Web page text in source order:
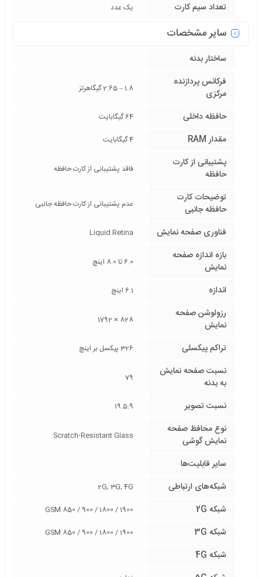
تعداد سیم کارت یک عدد
سایر مشخصات
ساختار بدنه
فرکانس پردازنده‌
مرکزی
1.8 – 2.65 گیگاهرتز
حافظه داخلی 64 گیگابایت
مقدار RAM 4 گیگابایت
پشتیبانی از کارت
حافظه
فاقد پشتیبانی از کارت حافظه
توضیحات کارت
حافظه جانبی
عدم پشتیبانی از کارت حافظه جانبی
فناوری صفحه‌ نمایش Liquid Retina
بازه‌ اندازه صفحه
نمایش
6.0 تا 8.0 اینچ
اندازه 6.1 اینچ
رزولوشن صفحه
نمایش
828 × 1792
تراکم پیکسلی 326 پیکسل بر اینچ
نسبت صفحه‌ نمایش
به بدنه
79
نسبت تصویر 19.5:9
نوع محافظ صفحه
نمایش گوشی
Scratch-Resistant Glass
سایر قابلیت‌ها
شبکه‌های ارتباطی
2G, 3G, 4G
شبکه 2G GSM 850 / 900 / 1800 / 1900
شبکه 3G GSM 850 / 900 / 1800 / 1900
شبکه 4G